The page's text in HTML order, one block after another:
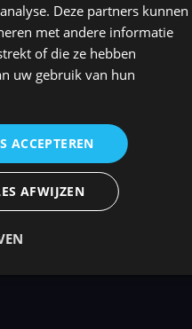
Deze partners kunnen
met andere informatie
of die ze hebben
uw gebruik van hun
ACCEPTEREN
AFWIJZEN